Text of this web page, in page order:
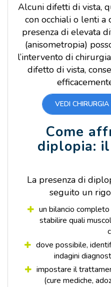
Alcuni difetti di vista,
con occhiali o lenti a
presenza di elevata
(anisometropia)
l’intervento di
difetto di vista,
VEDI
Come
diplopia:
La presenza di
seguito un
un bilancio
stabilire quali
dove possibile,
indagini
impostare il
(cure mediche,